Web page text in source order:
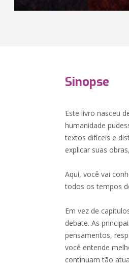
Sinopse
Este livro nasceu
humanidade
textos difíceis e
explicar suas
Aqui, você vai
todos os tempos
Em vez de
debate. As
pensamentos,
você entende
continuam tão